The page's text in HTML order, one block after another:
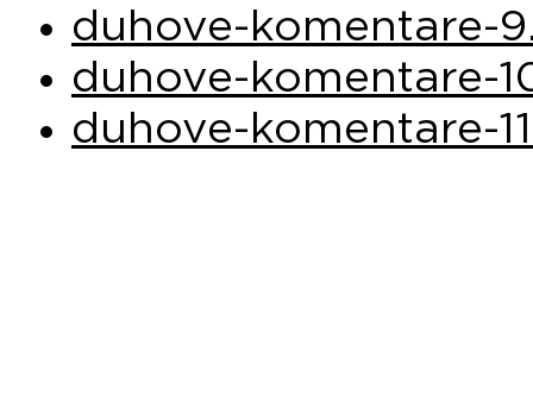
duhove-komentare-
duhove-komentare-
duhove-komentare-